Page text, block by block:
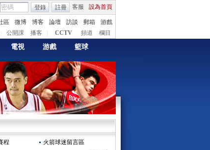
客服 設為首頁
登錄 註冊
區 微博 博客 論壇 訪談 郵箱
游戲
公開課 播客 CCTV 頻道 欄目
電視 游戲 籃球
程
火箭球迷留言區
迪交易進程：下周會有更多的談判
巴丁格已基本恢復 戰湖人可派其上場
膺最佳教練 火箭拒絕阿裏納斯
戰火箭傳聞 仍覺眩暈打比賽不實際
明如是説：她是我唯一約會的女人
體育台NBA直播 11時火箭對決湖人
享東西部周最佳 小布提名無緣當選
10大新東家 竟稱火箭或用他換阿聯
姚明"虎子"會是男孩還是女孩？
過姐妹法眼 虎年姚明迎雙豐收(圖)